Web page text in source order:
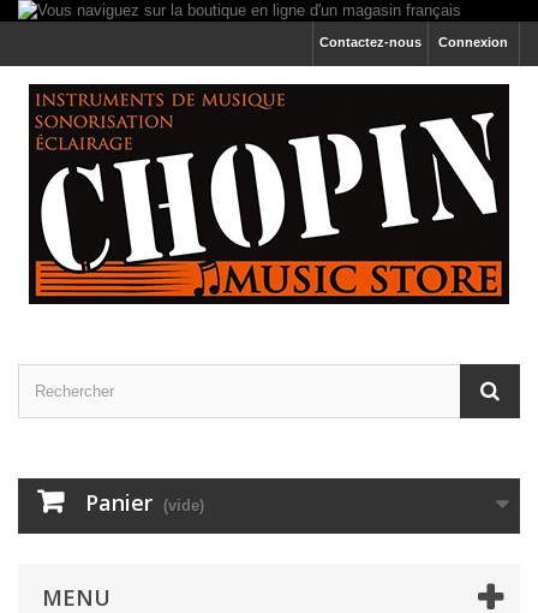
Connexion
Contactez-nous
Panier (vide)
MENU